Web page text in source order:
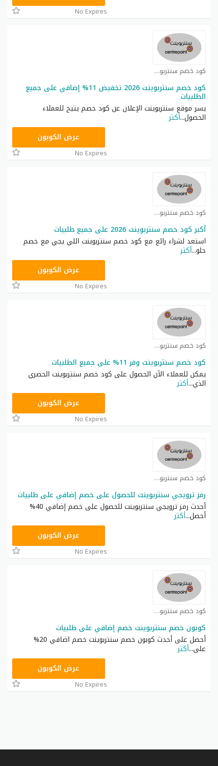
No Expires
كود خصم سنتربوينت كوبون
كود خصم سنتربوينت 2026 تخفيض 11% إضافي على جميع
الطلبيات
يسر موقع سنتربوينت الإعلان عن كود خصم يتيح للعملاء
الحصول...أكثر
ASMARعرض الكوبون
No Expires
كود خصم سنتربوينت كوبون
أكبر كود خصم سنتربوينت 2026 على جميع طلبيات
استعد لشراء رائع مع كود خصم سنتربوينت اللي يجي مع خصم
حلو...أكثر
ASMARعرض الكوبون
No Expires
كود خصم سنتربوينت كوبون
كود خصم سنتربوينت وفر 11% على جميع الطلبيات
يمكن للعملاء الآن الحصول على كود خصم سنتربوينت الحصري
الذي...أكثر
ASMARعرض الكوبون
No Expires
كود خصم سنتربوينت كوبون
رمز ترويجي سنتربوينت للحصول على خصم إضافي على طلبيات
أحدث رمز ترويجي سنتربوينت للحصول على خصم إضافي 40%
أحصل...أكثر
ASMARعرض الكوبون
No Expires
كود خصم سنتربوينت كوبون
كوبون خصم سنتربوينت خصم إضافي على طلبيات
أحصل على أحدث كوبون خصم سنتربوينت خصم اضافي 20%
على...أكثر
ASMARعرض الكوبون
No Expires